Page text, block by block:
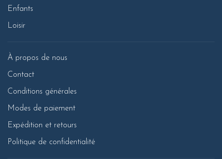
Enfants
Loisir
À propos de nous
Contact
Conditions générales
Modes de paiement
Expédition et retours
Politique de confidentialité